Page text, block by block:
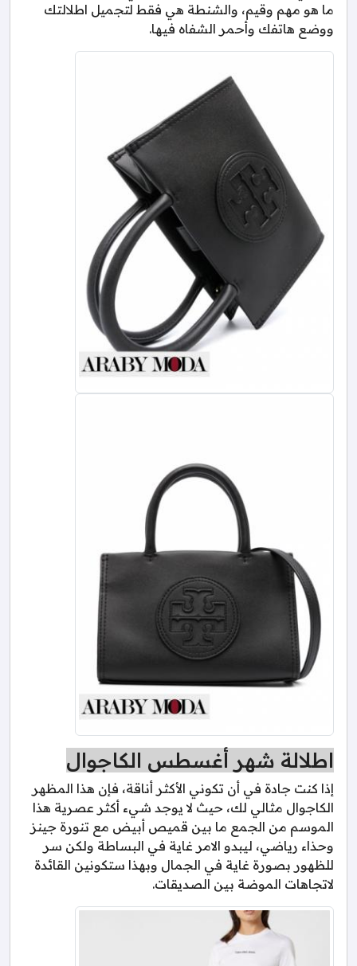
ما هو مهم وقيم، والشنطة هي فقط لتجميل اطلالتك
ووضع هاتفك وأحمر الشفاه فيها.
اطلالة شهر أغسطس الكاجوال
إذا كنت جادة في أن تكوني الأكثر أناقة، فإن هذا المظهر
الكاجوال مثالي لك، حيث لا يوجد شيء أكثر عصرية هذا
الموسم من الجمع ما بين قميص أبيض مع تنورة جينز
وحذاء رياضي، ليبدو الامر غاية في البساطة ولكن سر
للظهور بصورة غاية في الجمال وبهذا ستكونين القائدة
لاتجاهات الموضة بين الصديقات.